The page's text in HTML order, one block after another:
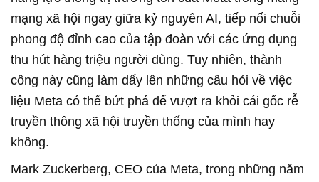
mạng xã hội ngay giữa kỷ nguyên AI, tiếp nối chuỗi
phong độ đỉnh cao của tập đoàn với các ứng dụng
thu hút hàng triệu người dùng. Tuy nhiên, thành
công này cũng làm dấy lên những câu hỏi về việc
liệu Meta có thể bứt phá để vượt ra khỏi cái gốc rễ
truyền thông xã hội truyền thống của mình hay
không.
Mark Zuckerberg, CEO của Meta, trong những năm